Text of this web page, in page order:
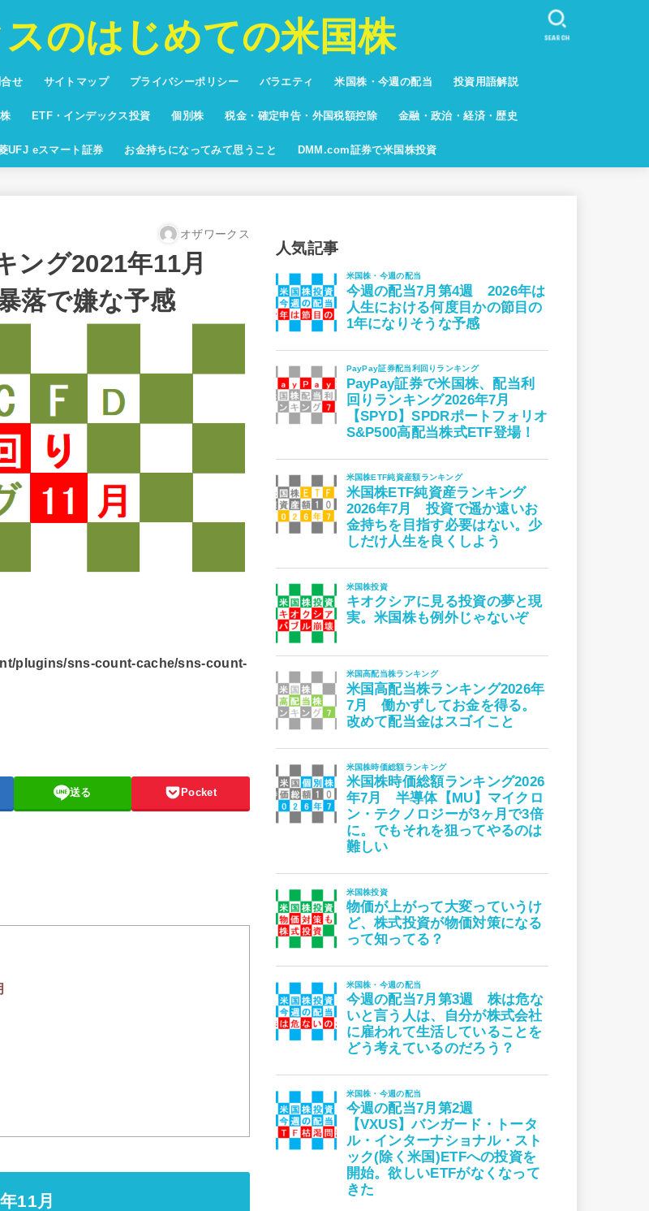
のはじめての米国株
せ サイトマップ プライバシーポリシー バラエティ
投資しない人々
プリキュア
バカ系
将棋
ブログ
米国株・今週の配当 投資用語解説
りランキン
ETF・インデックス投資
米国株ETF純資産額ランキング
個別株
米国株時価総額ランキング
税金・確定申告・外国税額控除 金融・政治・経済・歴史
UFJ eスマート証券 お金持ちになってみて思うこと DMM.com証券で米国株投資
SEARCH
オザワークス
ング2021年11月
落で嫌な予感
plugins/sns-count-cache/sns-count-
送る Pocket
11月
人気記事